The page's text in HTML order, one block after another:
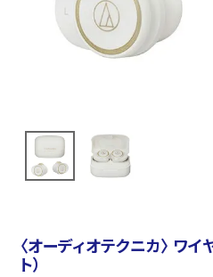
〈オーディオテクニカ〉 ワ
ト）